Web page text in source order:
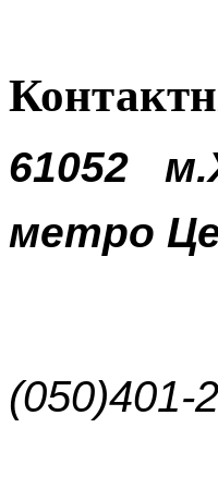
61052
метро
(050)401-